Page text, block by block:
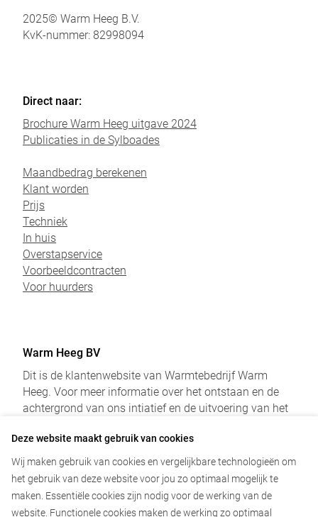
Zoeken
2025© Warm Heeg B.V.
KvK-nummer: 82998094
Direct naar:
Brochure Warm Heeg uitgave 2024
Publicaties in de Sylboades
Maandbedrag berekenen
Klant worden
Prijs
Techniek
In huis
Overstapservice
Voorbeeldcontracten
Voor huurders
Warm Heeg BV
Dit is de klantenwebsite van Warmtebedrijf Warm
Heeg. Voor meer informatie over het ontstaan en de
achtergrond van ons intiatief en de uitvoering van het
Informatie over project Warm Heeg
Deze website maakt gebruik van cookies
Wij maken gebruik van cookies en vergelijkbare technologieën om
het gebruik van deze website voor jou zo optimaal mogelijk te
maken. Essentiële cookies zijn nodig voor de werking van de
website. Functionele cookies maken de werking zo optimaal